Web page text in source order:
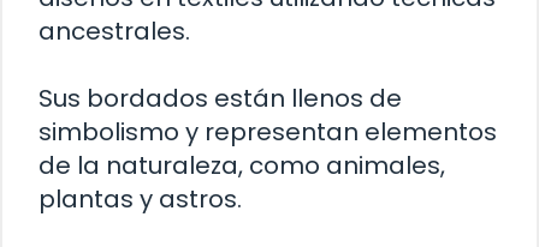
ancestrales.
Sus bordados están llenos de
simbolismo y representan elementos
de la naturaleza, como animales,
plantas y astros.